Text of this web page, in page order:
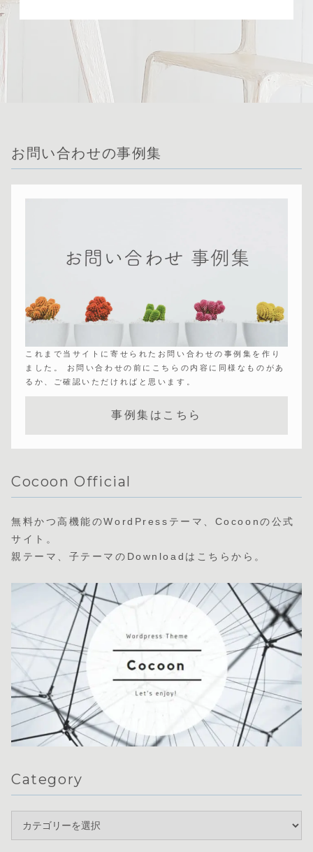
お問い合わせの事例集
これまで当サイトに寄せられたお問い合わせの事例集を作り
ました。 お問い合わせの前にこちらの内容に同様なものがあ
るか、ご確認いただければと思います。
事例集はこちら
Cocoon Official
無料かつ高機能のWordPressテーマ、Cocoonの公式
サイト。
親テーマ、子テーマのDownloadはこちらから。
Category